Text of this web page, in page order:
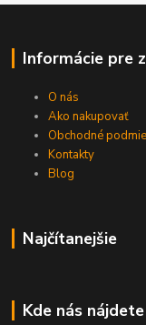
Informácie pre
O nás
Ako nakupovať
Obchodné
Kontakty
Blog
Najčítanejšie
Kde nás nájdete